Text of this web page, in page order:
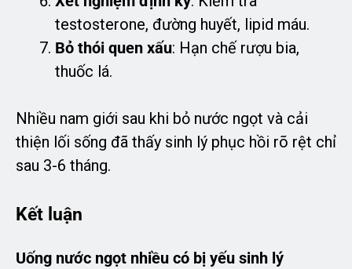
testosterone, đường huyết, lipid máu.
Bỏ thói quen xấu: Hạn chế rượu bia,
thuốc lá.
Nhiều nam giới sau khi bỏ nước ngọt và cải
thiện lối sống đã thấy sinh lý phục hồi rõ rệt chỉ
sau 3-6 tháng.
Kết luận
Uống nước ngọt nhiều có bị yếu sinh lý